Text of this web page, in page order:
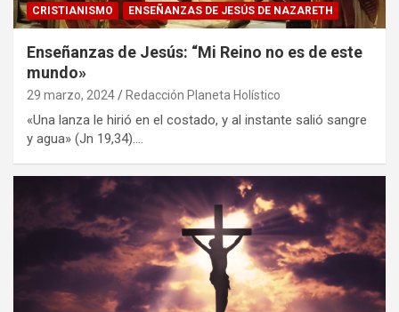
CRISTIANISMO ENSEÑANZAS DE JESÚS DE NAZARETH
Enseñanzas de Jesús: “Mi Reino no es de este
mundo»
29 marzo, 2024 Redacción Planeta Holístico
«Una lanza le hirió en el costado, y al instante salió sangre
y agua» (Jn 19,34).…